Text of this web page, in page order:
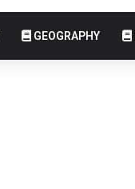
GEOGRAPHY